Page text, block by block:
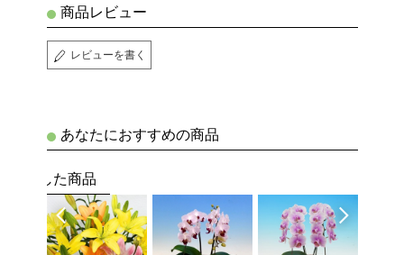
商品レビュー
レビューを書く
あなたにおすすめの商品
ックした商品